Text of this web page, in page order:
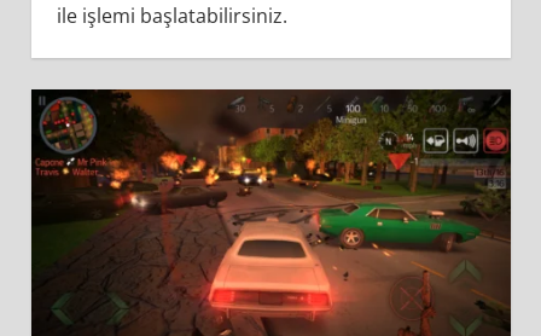
ile işlemi başlatabilirsiniz.